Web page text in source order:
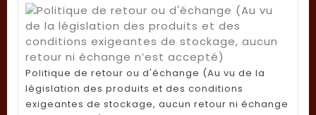
Politique de retour ou d'échange (Au vu de la
législation des produits et des conditions
exigeantes de stockage, aucun retour ni échange